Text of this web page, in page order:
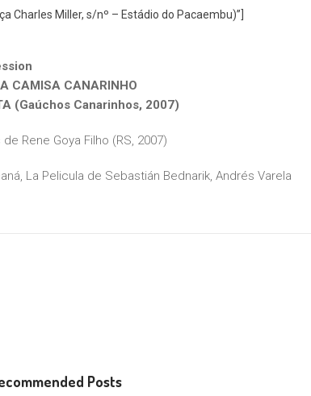
Charles Miller, s/nº – Estádio do Pacaembu)”]
CAMISA CANARINHO
(Gaúchos Canarinhos, 2007)
de Rene Goya Filho (RS, 2007)
La Pelicula de Sebastián Bednarik, Andrés Varela
Posts